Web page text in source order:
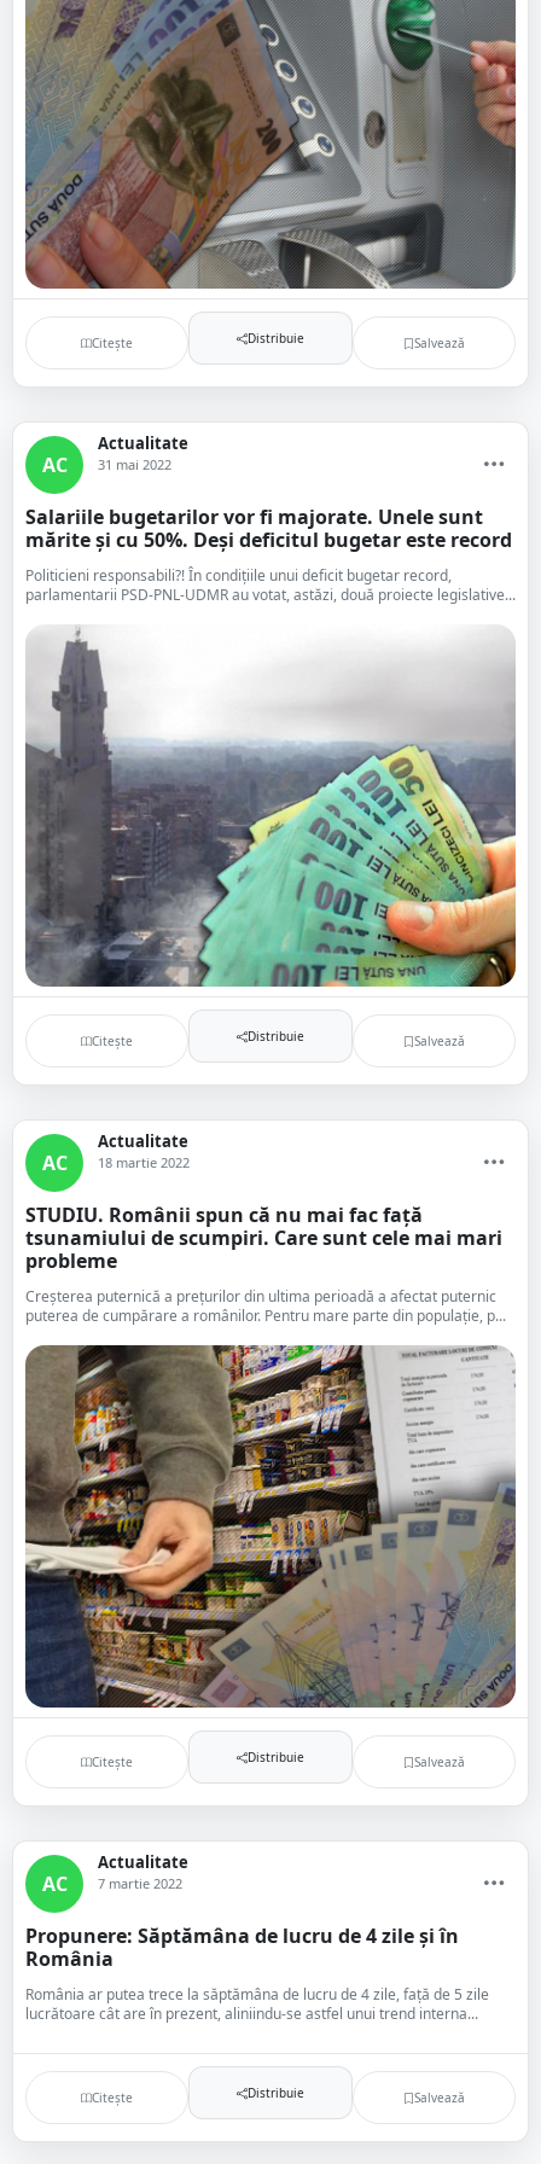
Citește Distribuie Salvează
AC
Actualitate
31 mai 2022
Salariile bugetarilor vor fi majorate. Unele sunt
mărite și cu 50%. Deși deficitul bugetar este record
Politicieni responsabili?! În condițiile unui deficit bugetar record,
parlamentarii PSD-PNL-UDMR au votat, astăzi, două proiecte legislative...
Citește Distribuie Salvează
AC
Actualitate
18 martie 2022
STUDIU. Românii spun că nu mai fac față
tsunamiului de scumpiri. Care sunt cele mai mari
probleme
Creșterea puternică a prețurilor din ultima perioadă a afectat puternic
puterea de cumpărare a românilor. Pentru mare parte din populație, p...
Citește Distribuie Salvează
AC
Actualitate
7 martie 2022
Propunere: Săptămâna de lucru de 4 zile și în
România
România ar putea trece la săptămâna de lucru de 4 zile, faţă de 5 zile
lucrătoare cât are în prezent, aliniindu-se astfel unui trend interna...
Citește Distribuie Salvează